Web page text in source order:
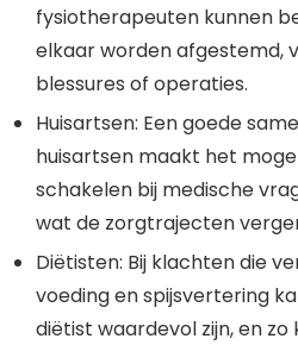
fysiotherapeuten kunnen
elkaar worden afgestemd,
blessures of operaties.
Huisartsen: Een goede
huisartsen maakt het
schakelen bij medische
wat de zorgtrajecten
Diëtisten: Bij klachten die
voeding en spijsvertering
diëtist waardevol zijn, en